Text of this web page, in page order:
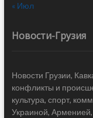
« Июл
Новости-Грузия
Новости Грузии,
конфликты и
культура, спорт,
Украиной,